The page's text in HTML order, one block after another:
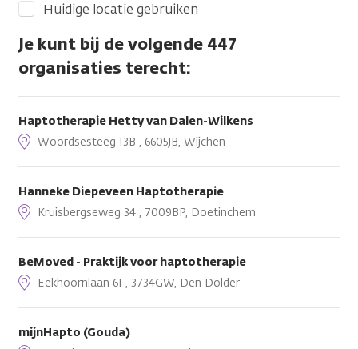
Huidige locatie gebruiken
Je kunt bij de volgende 447
organisaties terecht:
Haptotherapie Hetty van Dalen-Wilkens
Woordsesteeg 13B , 6605JB, Wijchen
Hanneke Diepeveen Haptotherapie
Kruisbergseweg 34 , 7009BP, Doetinchem
BeMoved - Praktijk voor haptotherapie
Eekhoornlaan 61 , 3734GW, Den Dolder
mijnHapto (Gouda)